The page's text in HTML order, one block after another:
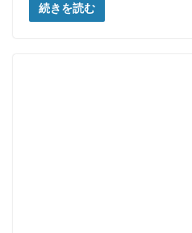
続きを読む